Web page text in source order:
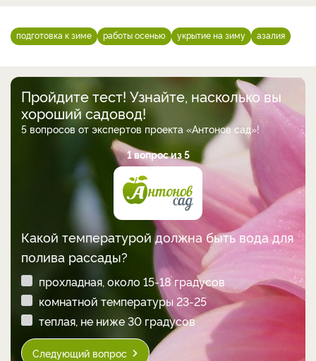
подготовка к зиме работы осенью укрытие на зиму азалия
Пройдите тест! Узнайте, насколько вы
хороший садовод!
5 вопросов от экспертов проекта «Антонов сад»!
1 вопрос из 5
Какой температурой должна быть вода для
полива рассады?
прохладная, около 15-18 градусов
комнатной температуры 23-25
теплая, не ниже 30 градусов
Следующий вопрос